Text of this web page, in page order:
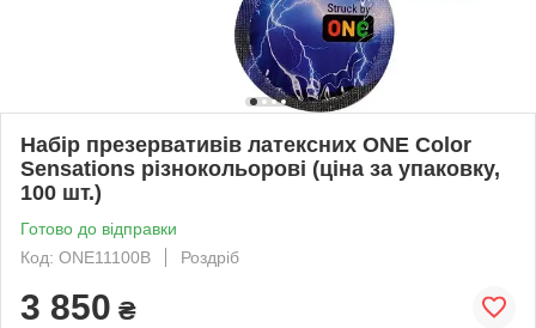
Набір презервативів латексних ONE Color
Sensations різнокольорові (ціна за упаковку,
100 шт.)
Готово до відправки
Код: ONE11100B
Роздріб
3 850 ₴